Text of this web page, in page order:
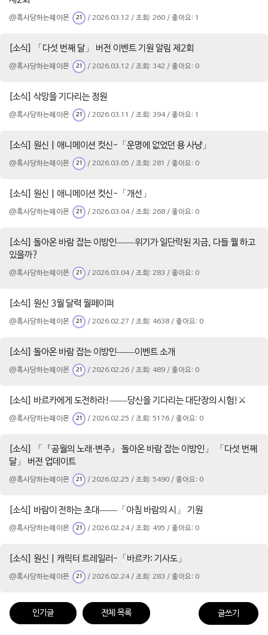
@혹사당하는페이몬 21 / 2026.03.12 / 조회: 260 / 좋아요: 1
[소식] 「다섯 번째 달」 버전 이벤트 기원 알림 제2회
@혹사당하는페이몬 21 / 2026.03.12 / 조회: 342 / 좋아요: 0
[소식] 삭망을 기다리는 정원
@혹사당하는페이몬 21 / 2026.03.11 / 조회: 394 / 좋아요: 1
[소식] 원신 | 애니메이션 컷신-「운명에 없었던 용 사냥」
@혹사당하는페이몬 21 / 2026.03.05 / 조회: 281 / 좋아요: 0
[소식] 원신 | 애니메이션 컷신-「개선」
@혹사당하는페이몬 21 / 2026.03.04 / 조회: 268 / 좋아요: 0
[소식] 돌아온 바람 잡는 이방인——위기가 일단락된 지금, 다들 뭘 하고
있을까?
@혹사당하는페이몬 21 / 2026.03.04 / 조회: 283 / 좋아요: 0
[소식] 원신 3월 달력 월페이퍼
@혹사당하는페이몬 21 / 2026.02.27 / 조회: 4638 / 좋아요: 0
[소식] 돌아온 바람 잡는 이방인——이벤트 소개
@혹사당하는페이몬 21 / 2026.02.26 / 조회: 489 / 좋아요: 0
[소식] 바르카에게 도전하라!——당신을 기다리는 대단장의 시험!⚔️
@혹사당하는페이몬 21 / 2026.02.25 / 조회: 5176 / 좋아요: 0
[소식] 「『공월의 노래·변주』 돌아온 바람 잡는 이방인」 「다섯 번째
달」 버전 업데이트
@혹사당하는페이몬 21 / 2026.02.25 / 조회: 5490 / 좋아요: 0
[소식] 바람이 전하는 초대——「아침 바람의 시」 기원
@혹사당하는페이몬 21 / 2026.02.24 / 조회: 495 / 좋아요: 0
[소식] 원신 | 캐릭터 트레일러-「바르카: 기사도」
@혹사당하는페이몬 21 / 2026.02.24 / 조회: 283 / 좋아요: 0
인기글 전체 목록 글쓰기